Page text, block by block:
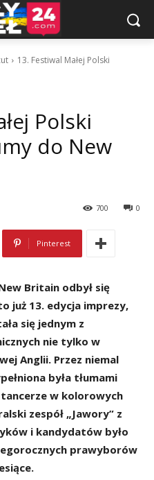
13. Festiwal Małej Polski
Polski
do New
0
700
Pinterest
Britain odbył się
już 13. edycja imprezy,
się jednym z
nie tylko w
Anglii. Przez niemal
była tłumami
w kolorowych
zespół „Jawory” z
i kandydatów było
prawyborów